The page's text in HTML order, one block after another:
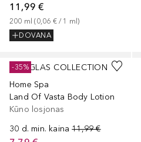
11,99 €
200 ml (0,06 € / 1 ml)
DOVANA
DOUGLAS COLLECTION
Home Spa
Land Of Vasta Body Lotion
Kūno losjonas
30 d. min. kaina 11,99 €
-35%